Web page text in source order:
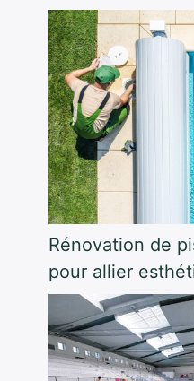
Rénovation de
pour allier